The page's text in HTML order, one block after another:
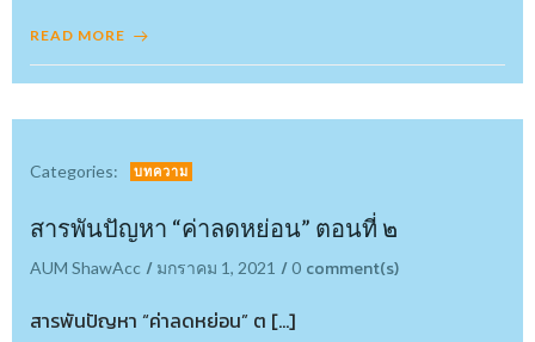
READ MORE
Categories: บทความ
สารพันปัญหา “ค่าลดหย่อน” ตอนที่ ๒
AUM ShawAcc / มกราคม 1, 2021 /0 comment(s)
สารพันปัญหา “ค่าลดหย่อน” ต […]